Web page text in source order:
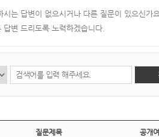
시는 답변이 없으시거나 다른 질문이 있으신가
변 드리도록 노력하겠습니다.
질문제목 공개